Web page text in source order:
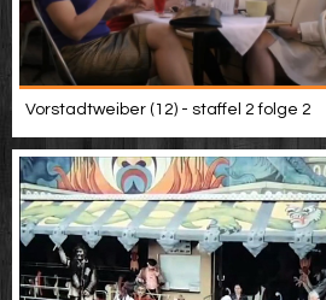
Vorstadtweiber (12) - staffel 2 folge 2